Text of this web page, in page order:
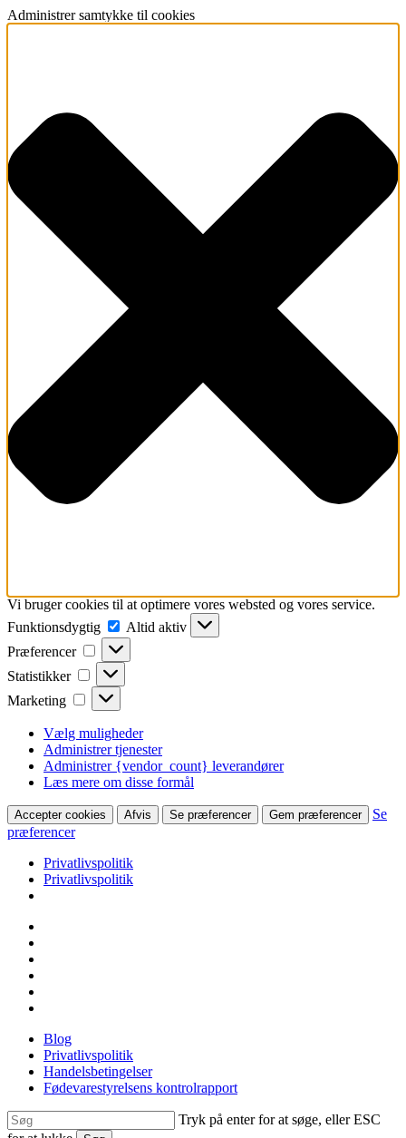
Administrer samtykke til cookies
Vi bruger cookies til at optimere vores websted og vores service.
Funktionsdygtig
Funktionsdygtig
Altid aktiv
Præferencer
Præferencer
Statistikker Statistikker
Marketing Marketing
Vælg muligheder
Administrer tjenester
Administrer {vendor_count} leverandører
Læs mere om disse formål
Accepter cookies Afvis Se præferencer Gem præferencer
Se
præferencer
Privatlivspolitik
Privatlivspolitik
Skip
main
content
Blog
Privatlivspolitik
Handelsbetingelser
Fødevarestyrelsens kontrolrapport
Tryk på enter for at søge, eller ESC